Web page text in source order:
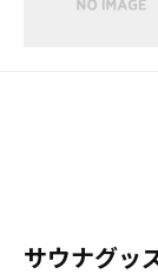
サウナグッ